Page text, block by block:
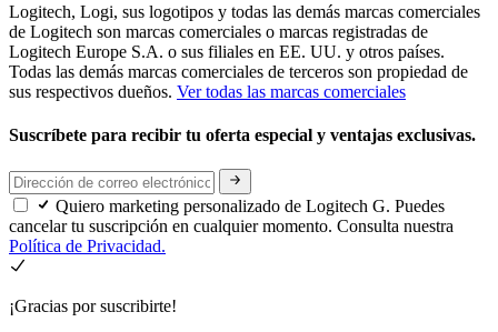
Logitech, Logi, sus logotipos y todas las demás marcas comerciales
de Logitech son marcas comerciales o marcas registradas de
Logitech Europe S.A. o sus filiales en EE. UU. y otros países.
Todas las demás marcas comerciales de terceros son propiedad de
sus respectivos dueños. Ver todas las marcas comerciales
Suscríbete para recibir tu oferta especial y ventajas exclusivas.
Quiero marketing personalizado de Logitech G. Puedes
cancelar tu suscripción en cualquier momento. Consulta nuestra
Política de Privacidad.
¡Gracias por suscribirte!